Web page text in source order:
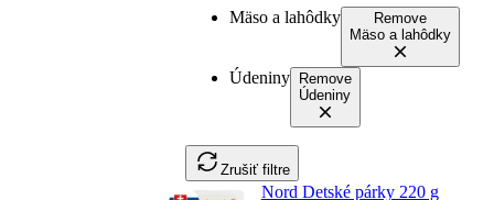
Mäso a lahôdky
Remove
Mäso a lahôdky
Údeniny
Remove
Údeniny
Zrušiť filtre
Nord Detské párky 220 g